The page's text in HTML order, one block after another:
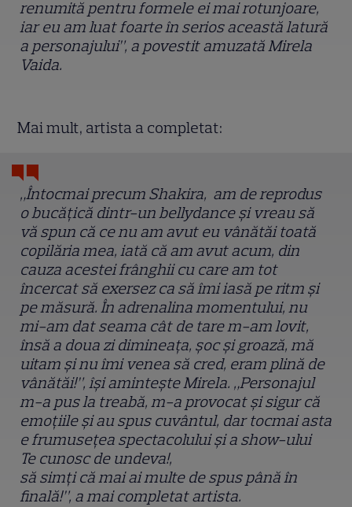
renumită pentru formele ei mai rotunjoare,
iar eu am luat foarte în serios această latură
a personajului”, a povestit amuzată Mirela
Vaida.
Mai mult, artista a completat:
„Întocmai precum Shakira, am de reprodus
o bucăţică dintr-un bellydance şi vreau să
vă spun că ce nu am avut eu vânătăi toată
copilăria mea, iată că am avut acum, din
cauza acestei frânghii cu care am tot
încercat să exersez ca să îmi iasă pe ritm şi
pe măsură. În adrenalina momentului, nu
mi-am dat seama cât de tare m-am lovit,
însă a doua zi dimineaţa, şoc şi groază, mă
uitam şi nu îmi venea să cred, eram plină de
vânătăi!”, îşi aminteşte Mirela. „Personajul
m-a pus la treabă, m-a provocat şi sigur că
emoţiile şi au spus cuvântul, dar tocmai asta
e frumuseţea spectacolului şi a show-ului
Te cunosc de undeva!,
să simţi că mai ai multe de spus până în
finală!”, a mai completat artista.